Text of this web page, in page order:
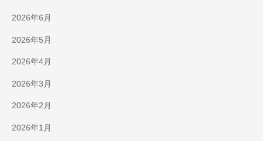
2026年6月
2026年5月
2026年4月
2026年3月
2026年2月
2026年1月